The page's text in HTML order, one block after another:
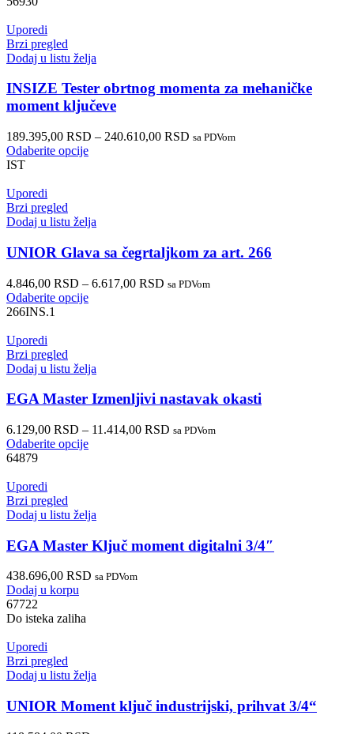
Uporedi
Brzi pregled
Dodaj u listu želja
INSIZE Tester obrtnog momenta za mehaničke
moment ključeve
189.395,00 RSD – 240.610,00 RSD sa PDVom
Odaberite opcije
IST
Uporedi
Brzi pregled
Dodaj u listu želja
UNIOR Glava sa čegrtaljkom za art. 266
4.846,00 RSD – 6.617,00 RSD sa PDVom
Odaberite opcije
266INS.1
Uporedi
Brzi pregled
Dodaj u listu želja
EGA Master Izmenljivi nastavak okasti
6.129,00 RSD – 11.414,00 RSD sa PDVom
Odaberite opcije
64879
Uporedi
Brzi pregled
Dodaj u listu želja
EGA Master Ključ moment digitalni 3/4″
438.696,00 RSD sa PDVom
Dodaj u korpu
67722
Do isteka zaliha
Uporedi
Brzi pregled
Dodaj u listu želja
UNIOR Moment ključ industrijski, prihvat 3/4“